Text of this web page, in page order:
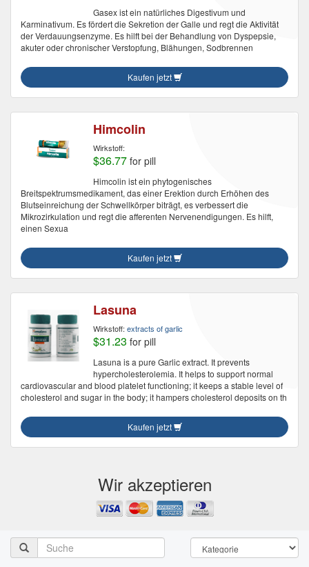
Gasex ist ein natürliches Digestivum und
Karminativum. Es fördert die Sekretion der Galle und regt die Aktivität
der Verdauungsenzyme. Es hilft bei der Behandlung von Dyspepsie,
akuter oder chronischer Verstopfung, Blähungen, Sodbrennen
Kaufen jetzt
Himcolin
Wirkstoff:
$36.77 for pill
Himcolin ist ein phytogenisches
Breitspektrumsmedikament, das einer Erektion durch Erhöhen des
Blutseinreichung der Schwellkörper biträgt, es verbessert die
Mikrozirkulation und regt die afferenten Nervenendigungen. Es hilft,
einen Sexua
Kaufen jetzt
Lasuna
Wirkstoff: extracts of garlic
$31.23 for pill
Lasuna is a pure Garlic extract. It prevents
hypercholesterolemia. It helps to support normal
cardiovascular and blood platelet functioning; it keeps a stable level of
cholesterol and sugar in the body; it hampers cholesterol deposits on th
Kaufen jetzt
Wir akzeptieren